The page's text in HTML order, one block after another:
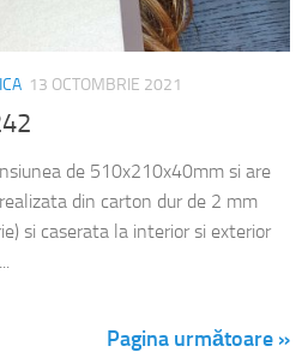
13 OCTOMBRIE 2021
de 510x210x40mm si are
din carton dur de 2 mm
si caserata la interior si exterior
Pagina următoare »